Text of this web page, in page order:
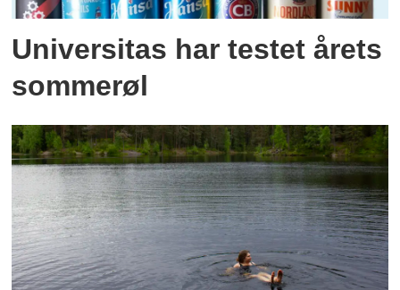
Universitas har testet årets
sommerøl